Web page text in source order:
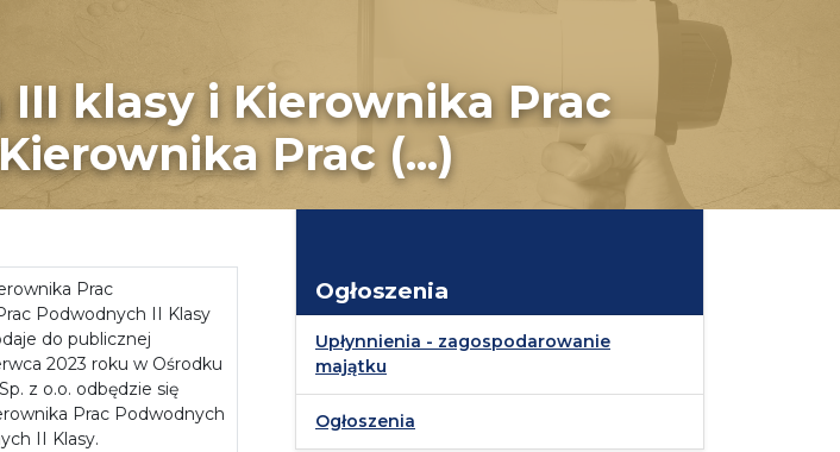
klasy i Kierownika Prac
Prac (...)
Prac
Podwodnych II Klasy
do publicznej
2023 roku w Ośrodku
z o.o. odbędzie się
Prac Podwodnych
II Klasy.
Ogłoszenia
Upłynnienia - zagospodarowanie
majątku
Ogłoszenia